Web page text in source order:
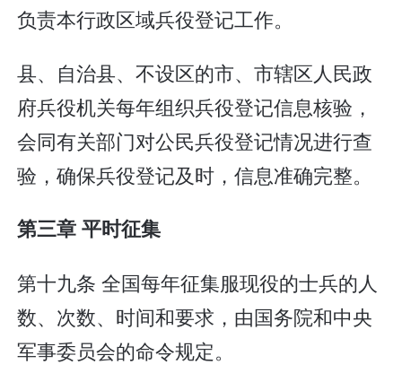
负责本行政区域兵役登记工作。
县、自治县、不设区的市、市辖区人民政
府兵役机关每年组织兵役登记信息核验，
会同有关部门对公民兵役登记情况进行查
验，确保兵役登记及时，信息准确完整。
第三章 平时征集
第十九条 全国每年征集服现役的士兵的人
数、次数、时间和要求，由国务院和中央
军事委员会的命令规定。